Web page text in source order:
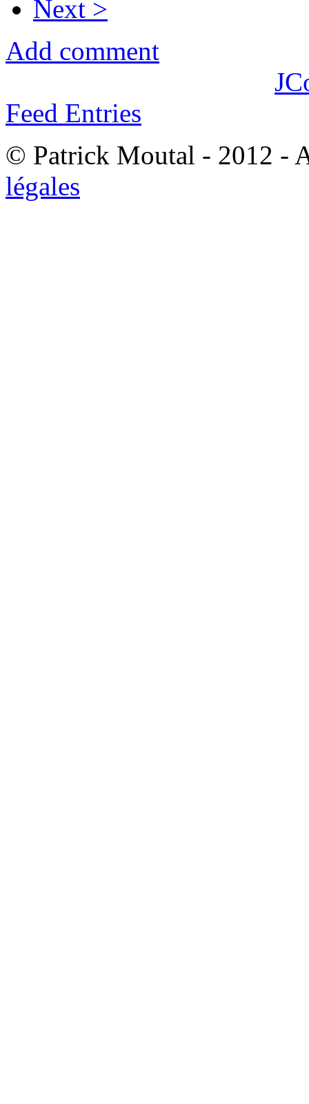
Next >
Add comment
Feed Entries
© Patrick Moutal - 2012 -
légales